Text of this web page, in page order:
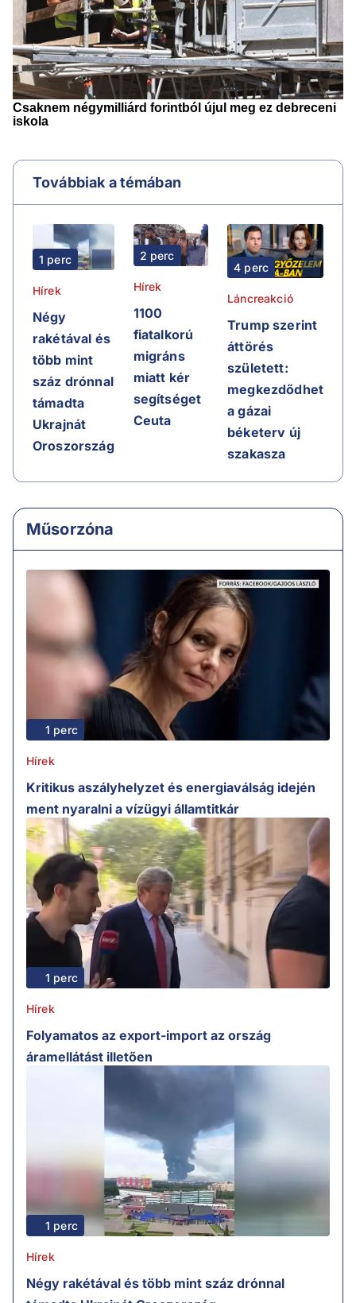
Továbbiak a témában
1 perc
Hírek
Négy
rakétával és
több mint
száz drónnal
támadta
Ukrajnát
Oroszország
2 perc
Hírek
1100
fiatalkorú
migráns
miatt kér
segítséget
Ceuta
4 perc
Láncreakció
Trump szerint
áttörés
született:
megkezdődhet
a gázai
béketerv új
szakasza
Műsorzóna
1 perc
Hírek
Kritikus aszályhelyzet és energiaválság idején
ment nyaralni a vízügyi államtitkár
1 perc
Hírek
Folyamatos az export-import az ország
áramellátást illetően
1 perc
Hírek
Négy rakétával és több mint száz drónnal